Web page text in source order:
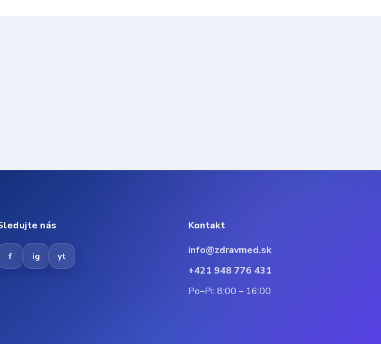
nás
f ig yt
Kontakt
info@zdravmed.sk
+421 948 776 431
Po–Pi: 8:00 – 16:00